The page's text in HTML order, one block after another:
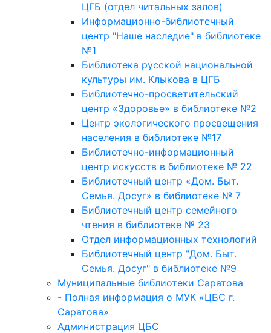
ЦГБ (отдел читальных залов)
Информационно-библиотечный
центр "Наше наследие" в библиотеке
№1
Библиотека русской национальной
культуры им. Клыкова в ЦГБ
Библиотечно-просветительский
центр «Здоровье» в библиотеке №2
Центр экологического просвещения
населения в библиотеке №17
Библиотечно-информационный
центр искусств в библиотеке № 22
Библиотечный центр «Дом. Быт.
Семья. Досуг» в библиотеке № 7
Библиотечный центр семейного
чтения в библиотеке № 23
Отдел информационных технологий
Библиотечный центр "Дом. Быт.
Семья. Досуг" в библиотеке №9
Муниципальные библиотеки Саратова
- Полная информация о МУК «ЦБС г.
Саратова»
Администрация ЦБС